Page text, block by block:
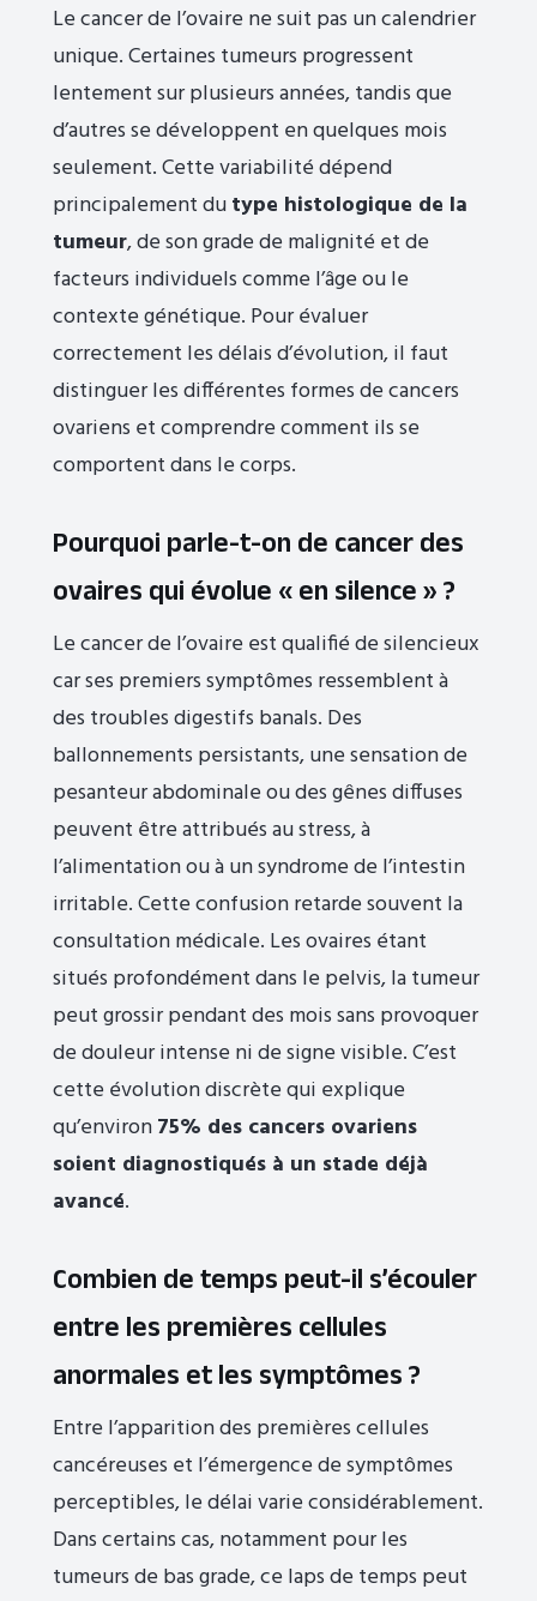
Le cancer de l’ovaire ne suit pas un calendrier
unique. Certaines tumeurs progressent
lentement sur plusieurs années, tandis que
d’autres se développent en quelques mois
seulement. Cette variabilité dépend
principalement dutype histologique de la
tumeur, de son grade de malignité et de
facteurs individuels comme l’âge ou le
contexte génétique. Pour évaluer
correctement les délais d’évolution, il faut
distinguer les différentes formes de cancers
ovariens et comprendre comment ils se
comportent dans le corps.
Pourquoi parle-t-on de cancer des
ovaires qui évolue « en silence » ?
Le cancer de l’ovaire est qualifié de silencieux
car ses premiers symptômes ressemblent à
des troubles digestifs banals. Des
ballonnements persistants, une sensation de
pesanteur abdominale ou des gênes diffuses
peuvent être attribués au stress, à
l’alimentation ou à un syndrome de l’intestin
irritable. Cette confusion retarde souvent la
consultation médicale. Les ovaires étant
situés profondément dans le pelvis, la tumeur
peut grossir pendant des mois sans provoquer
de douleur intense ni de signe visible. C’est
cette évolution discrète qui explique
qu’environ75% des cancers ovariens
soient diagnostiqués à un stade déjà
avancé.
Combien de temps peut-il s’écouler
entre les premières cellules
anormales et les symptômes ?
Entre l’apparition des premières cellules
cancéreuses et l’émergence de symptômes
perceptibles, le délai varie considérablement.
Dans certains cas, notamment pour les
tumeurs de bas grade, ce laps de temps peut